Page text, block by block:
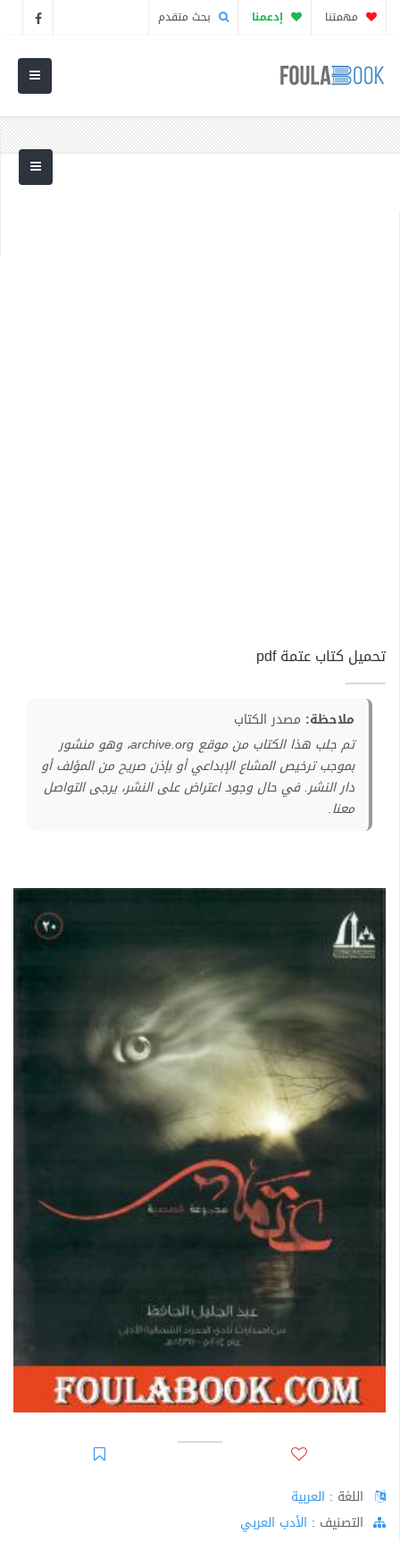
مهمتنا إدعمنا بحث متقدم
تحميل كتاب عتمة pdf
ملاحظة: مصدر الكتاب
تم جلب هذا الكتاب من موقع archive.org، وهو منشور
بموجب ترخيص المشاع الإبداعي أو بإذن صريح من المؤلف أو
دار النشر. في حال وجود اعتراض على النشر، يرجى التواصل
معنا.
اللغة : العربية
اﻟﺘﺼﻨﻴﻒ : الأدب العربي